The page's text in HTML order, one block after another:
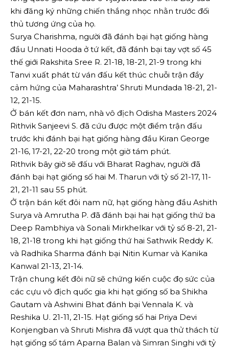
khi đăng ký những chiến thắng nhọc nhằn trước đối
thủ tương ứng của họ.
Surya Charishma, người đã đánh bại hạt giống hàng
đầu Unnati Hooda ở tứ kết, đã đánh bại tay vợt số 45
thế giới Rakshita Sree R. 21-18, 18-21, 21-9 trong khi
Tanvi xuất phát từ ván đấu kết thúc chuỗi trận đầy
cảm hứng của Maharashtra’ Shruti Mundada 18-21, 21-
12, 21-15.
Ở bán kết đơn nam, nhà vô địch Odisha Masters 2024
Rithvik Sanjeevi S. đã cứu được một điểm trận đấu
trước khi đánh bại hạt giống hàng đầu Kiran George
21-16, 17-21, 22-20 trong một giờ tám phút.
Rithvik bây giờ sẽ đấu với Bharat Raghav, người đã
đánh bại hạt giống số hai M. Tharun với tỷ số 21-17, 11-
21, 21-11 sau 55 phút.
Ở trận bán kết đôi nam nữ, hạt giống hàng đầu Ashith
Surya và Amrutha P. đã đánh bại hai hạt giống thứ ba
Deep Rambhiya và Sonali Mirkhelkar với tỷ số 8-21, 21-
18, 21-18 trong khi hạt giống thứ hai Sathwik Reddy K.
và Radhika Sharma đánh bại Nitin Kumar và Kanika
Kanwal 21-13, 21-14.
Trận chung kết đôi nữ sẽ chứng kiến ​​cuộc đọ sức của
các cựu vô địch quốc gia khi hạt giống số ba Shikha
Gautam và Ashwini Bhat đánh bại Vennala K. và
Reshika U. 21-11, 21-15. Hạt giống số hai Priya Devi
Konjengban và Shruti Mishra đã vượt qua thử thách từ
hạt giống số tám Aparna Balan và Simran Singhi với tỷ